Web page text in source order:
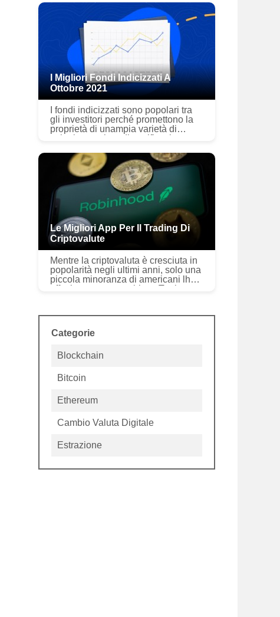
I Migliori Fondi Indicizzati A
Ottobre 2021
I fondi indicizzati sono popolari tra
gli investitori perché promettono la
proprietà di unampia varietà di
azioni, maggiore diversificazione e
prezzo contenuto. ...
Le Migliori App Per Il Trading Di
Criptovalute
Mentre la criptovaluta è cresciuta in
popolarità negli ultimi anni, solo una
piccola minoranza di americani lha
effettivamente scambiata. Tra le
Categorie
Blockchain
Bitcoin
Ethereum
Cambio Valuta Digitale
Estrazione